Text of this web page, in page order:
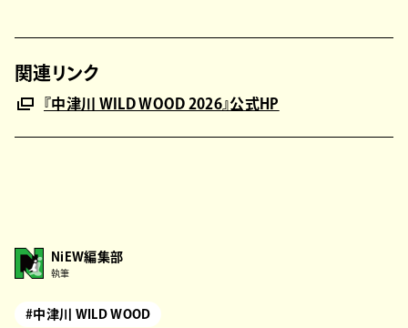
関連リンク
『中津川 WILD WOOD 2026』公式HP
NiEW編集部
執筆
#中津川 WILD WOOD